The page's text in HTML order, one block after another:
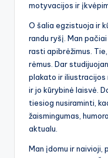
motyvacijos ir
O šalia egzistuoja ir
randu ryšį. Man
rasti apibrėžimus.
rėmus. Dar
plakato ir iliustracijos
ir jo kūrybinė laisvė.
tiesiog nusiraminti,
žaismingumas,
aktualu.
Man įdomu ir naivioji,